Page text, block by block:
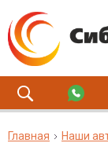
Главная Наши